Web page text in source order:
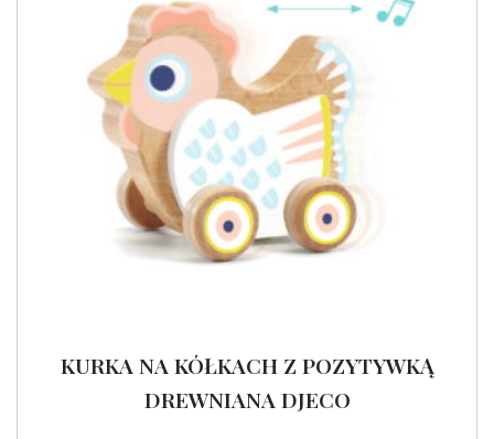
KURKA NA KÓŁKACH Z POZYTYWKĄ
DREWNIANA DJECO